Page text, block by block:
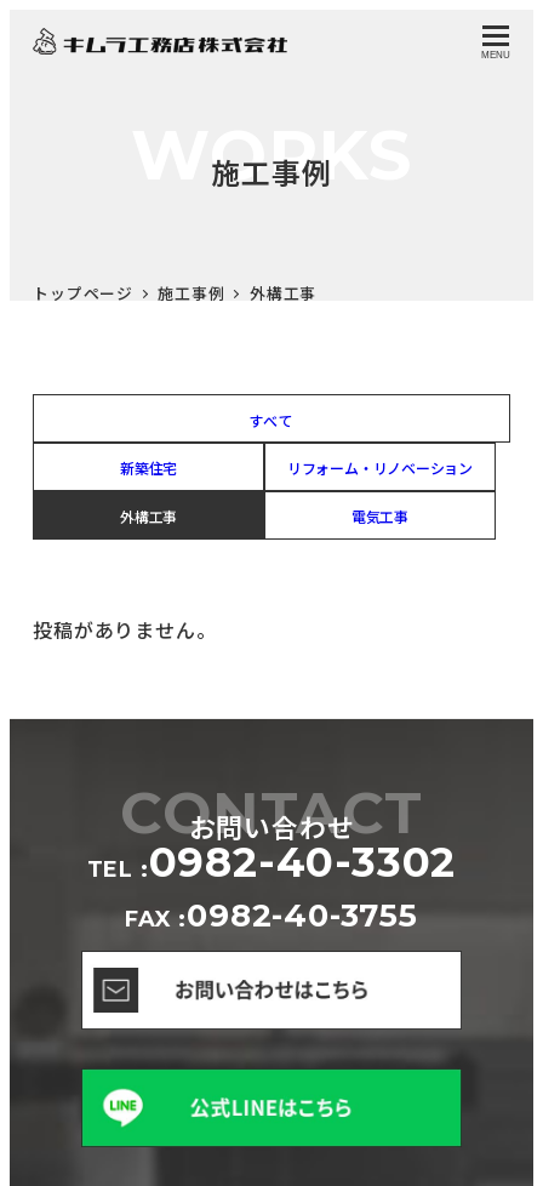
MENU
WORKS
施工事例
トップページ 施工事例 外構工事
すべて
新築住宅 リフォーム・リノベーション
外構工事 電気工事
投稿がありません。
CONTACT
お問い合わせ
TEL :0982-40-3302
FAX :0982-40-3755